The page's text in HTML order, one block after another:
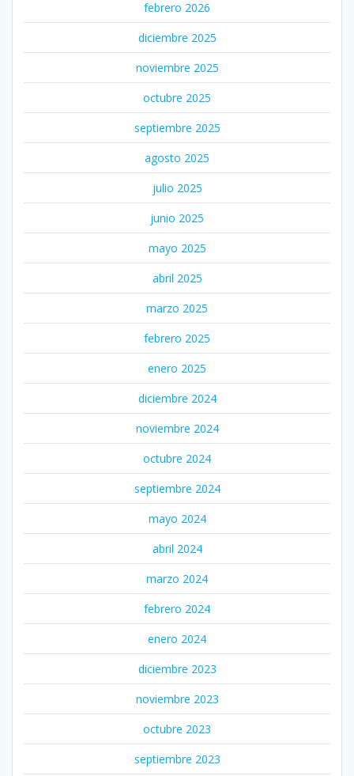
febrero 2026
diciembre 2025
noviembre 2025
octubre 2025
septiembre 2025
agosto 2025
julio 2025
junio 2025
mayo 2025
abril 2025
marzo 2025
febrero 2025
enero 2025
diciembre 2024
noviembre 2024
octubre 2024
septiembre 2024
mayo 2024
abril 2024
marzo 2024
febrero 2024
enero 2024
diciembre 2023
noviembre 2023
octubre 2023
septiembre 2023